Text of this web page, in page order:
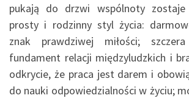
pukają do drzwi wspólnoty zostaje
prosty i rodzinny styl życia:
znak prawdziwej miłości;
fundament relacji międzyludzkich i
odkrycie, że praca jest darem i
do nauki odpowiedzialności w życiu;